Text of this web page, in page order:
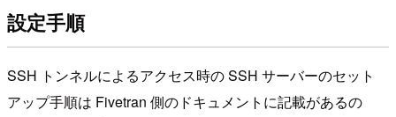
設定手順
SSH トンネルによるアクセス時の SSH サーバーのセット
アップ手順は Fivetran 側のドキュメントに記載があるの